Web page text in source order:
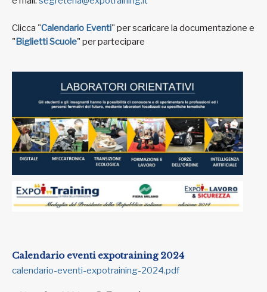
Clicca "Calendario Eventi" per scaricare la documentazione e
"Biglietti Scuole" per partecipare
Calendario eventi expotraining 2024
calendario-eventi-expotraining-2024.pdf